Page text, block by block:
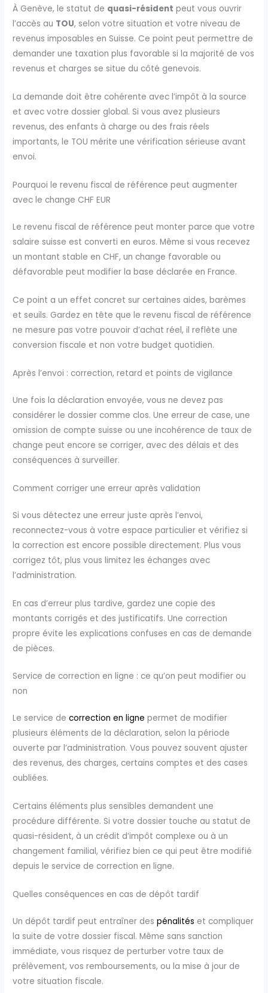
À Genève, le statut de quasi-résident peut vous ouvrir
l’accès au TOU, selon votre situation et votre niveau de
revenus imposables en Suisse. Ce point peut permettre de
demander une taxation plus favorable si la majorité de vos
revenus et charges se situe du côté genevois.
La demande doit être cohérente avec l’impôt à la source
et avec votre dossier global. Si vous avez plusieurs
revenus, des enfants à charge ou des frais réels
importants, le TOU mérite une vérification sérieuse avant
envoi.
Pourquoi le revenu fiscal de référence peut augmenter
avec le change CHF EUR
Le revenu fiscal de référence peut monter parce que votre
salaire suisse est converti en euros. Même si vous recevez
un montant stable en CHF, un change favorable ou
défavorable peut modifier la base déclarée en France.
Ce point a un effet concret sur certaines aides, barèmes
et seuils. Gardez en tête que le revenu fiscal de référence
ne mesure pas votre pouvoir d’achat réel, il reflète une
conversion fiscale et non votre budget quotidien.
Après l’envoi : correction, retard et points de vigilance
Une fois la déclaration envoyée, vous ne devez pas
considérer le dossier comme clos. Une erreur de case, une
omission de compte suisse ou une incohérence de taux de
change peut encore se corriger, avec des délais et des
conséquences à surveiller.
Comment corriger une erreur après validation
Si vous détectez une erreur juste après l’envoi,
reconnectez-vous à votre espace particulier et vérifiez si
la correction est encore possible directement. Plus vous
corrigez tôt, plus vous limitez les échanges avec
l’administration.
En cas d’erreur plus tardive, gardez une copie des
montants corrigés et des justificatifs. Une correction
propre évite les explications confuses en cas de demande
de pièces.
Service de correction en ligne : ce qu’on peut modifier ou
non
Le service decorrection en ligne permet de modifier
plusieurs éléments de la déclaration, selon la période
ouverte par l’administration. Vous pouvez souvent ajuster
des revenus, des charges, certains comptes et des cases
oubliées.
Certains éléments plus sensibles demandent une
procédure différente. Si votre dossier touche au statut de
quasi-résident, à un crédit d’impôt complexe ou à un
changement familial, vérifiez bien ce qui peut être modifié
depuis le service de correction en ligne.
Quelles conséquences en cas de dépôt tardif
Un dépôt tardif peut entraîner despénalités et compliquer
la suite de votre dossier fiscal. Même sans sanction
immédiate, vous risquez de perturber votre taux de
prélèvement, vos remboursements, ou la mise à jour de
votre situation fiscale.